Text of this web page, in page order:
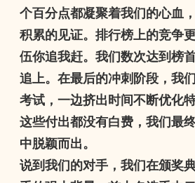
个百分点都凝聚着我们的心血
积累的见证。排行榜上的竞争
伍你追我赶。我们数次达到榜
追上。在最后的冲刺阶段，我
考试，一边挤出时间不断优化
这些付出都没有白费，我们最
中脱颖而出。
说到我们的对手，我们在颁奖